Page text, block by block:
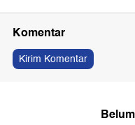
Komentar
Kirim Komentar